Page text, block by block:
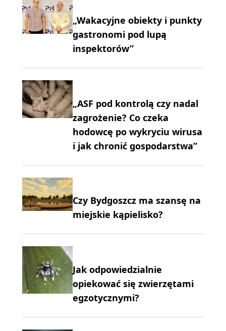
„Wakacyjne obiekty i punkty
gastronomi pod lupą
inspektorów”
„ASF pod kontrolą czy nadal
zagrożenie? Co czeka
hodowcę po wykryciu wirusa
i jak chronić gospodarstwa”
Czy Bydgoszcz ma szansę na
miejskie kąpielisko?
Jak odpowiedzialnie
opiekować się zwierzętami
egzotycznymi?